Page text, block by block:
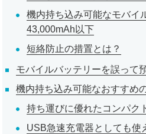
機内持ち込み可能なモバイ
43,000mAh以下
短絡防止の措置とは？
モバイルバッテリーを誤って
機内持ち込み可能なおすすめ
持ち運びに優れたコンパク
USB急速充電器としても使